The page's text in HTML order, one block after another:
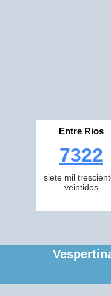
Entre Rios
7322
siete mil
veintidos